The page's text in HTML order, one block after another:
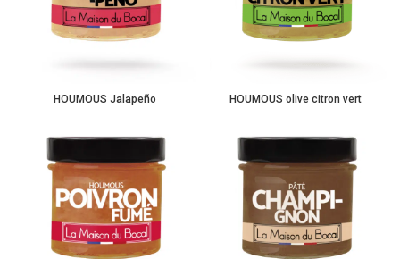
HOUMOUS Jalapeño HOUMOUS olive citron vert